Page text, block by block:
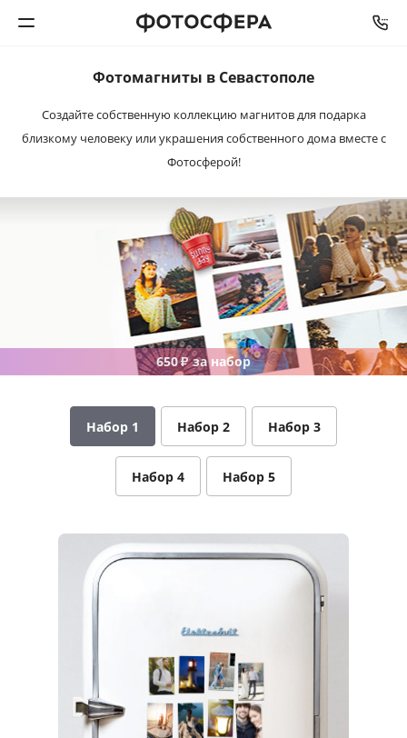
Фотокниги
Интерьерная печать
Багетная мастерская
Полиграфия
Услуги и сервис
Фотомагниты в Севастополе
Создайте собственную коллекцию магнитов для подарка
близкому человеку или украшения собственного дома вместе с
Фотосферой!
650₽за набор
Набор 1 Набор 2 Набор 3
Набор 4 Набор 5